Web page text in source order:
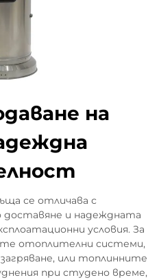
на
се отличава с
доставяне и надеждната
условия. За
отоплителни системи,
или топлинните
при студено време,